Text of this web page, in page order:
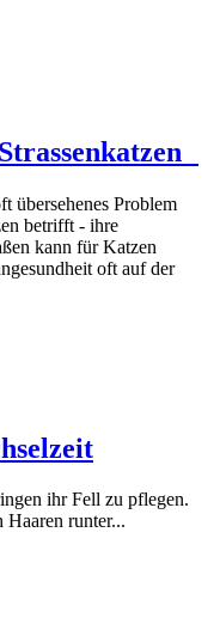
übersehenes Problem
betrifft - ihre
kann für Katzen
oft auf der
ihr Fell zu pflegen.
Haaren runter...